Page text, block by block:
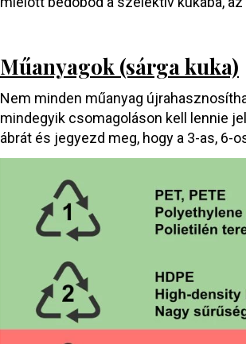
Műanyagok (sárga kuka)
Nem minden műanyag
mindegyik csomagoláson kell lennie
ábrát és jegyezd meg, hogy a 3-as,